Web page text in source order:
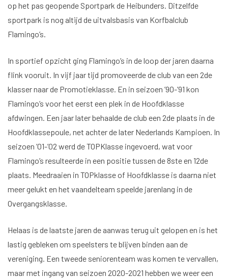
op het pas geopende Sportpark de Heibunders. Ditzelfde
sportpark is nog altijd de uitvalsbasis van Korfbalclub
Flamingo’s.
In sportief opzicht ging Flamingo’s in de loop der jaren daarna
flink vooruit. In vijf jaar tijd promoveerde de club van een 2de
klasser naar de Promotieklasse. En in seizoen ’90-’91 kon
Flamingo’s voor het eerst een plek in de Hoofdklasse
afdwingen. Een jaar later behaalde de club een 2de plaats in de
Hoofdklassepoule, net achter de later Nederlands Kampioen. In
seizoen ’01-’02 werd de TOPKlasse ingevoerd, wat voor
Flamingo’s resulteerde in een positie tussen de 8ste en 12de
plaats. Meedraaien in TOPklasse of Hoofdklasse is daarna niet
meer gelukt en het vaandelteam speelde jarenlang in de
Overgangsklasse.
Helaas is de laatste jaren de aanwas terug uit gelopen en is het
lastig gebleken om speelsters te blijven binden aan de
vereniging. Een tweede seniorenteam was komen te vervallen,
maar met ingang van seizoen 2020-2021 hebben we weer een